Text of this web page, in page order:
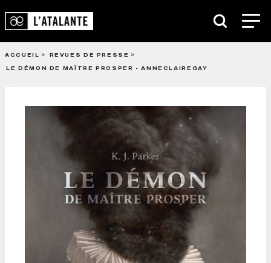
ACCUEIL
REVUES DE PRESSE
LE DÉMON DE MAÎTRE PROSPER - ANNECLAIREGAY